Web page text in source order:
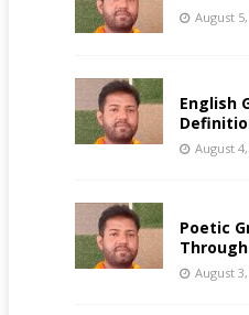
August
English
August
Poetic
August